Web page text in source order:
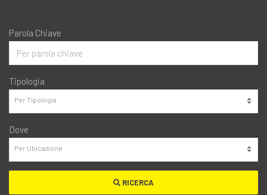
Parola Chiave
Tipologia
Dove
RICERCA